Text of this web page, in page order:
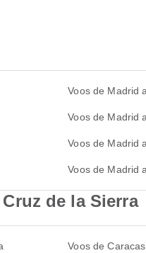
Voos de Madrid
Voos de Madrid
Voos de Madrid
Voos de Madrid
de la Sierra
Voos de